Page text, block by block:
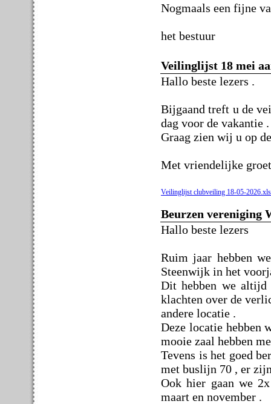
Nogmaals een fijne
het bestuur
Veilinglijst 18 mei
Hallo beste lezers .
Bijgaand treft u de
dag voor de vakantie .
Graag zien wij u op
Met vriendelijke
Veilinglijst clubveiling 18-05-
Beurzen vereniging
Hallo beste lezers
Ruim jaar hebben
Steenwijk in het
Dit hebben we altijd
klachten over de
andere locatie .
Deze locatie hebben
mooie zaal hebben
Tevens is het goed
met buslijn 70 , er
Ook hier gaan we
maart en november .